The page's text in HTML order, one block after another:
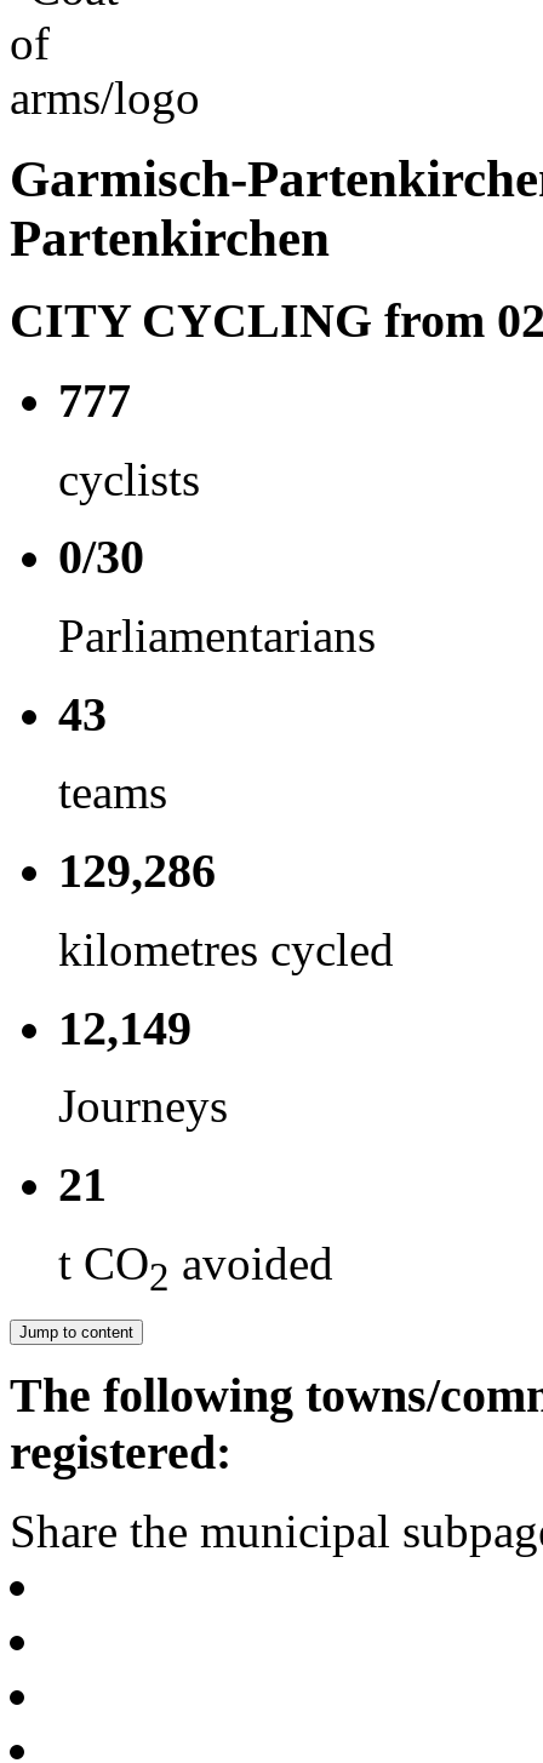
Garmisch-
Partenkirchen
CITY CYCLING from
777
cyclists
0/30
Parliamentarians
43
teams
129,286
kilometres cycled
12,149
Journeys
21
t CO2 avoided
Jump to content
The following towns/
registered:
Share the municipal